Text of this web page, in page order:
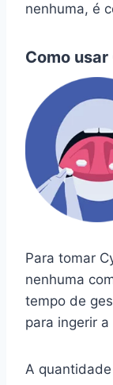
nenhuma, é
Como
Para tomar
nenhuma
tempo de
para ingerir
A